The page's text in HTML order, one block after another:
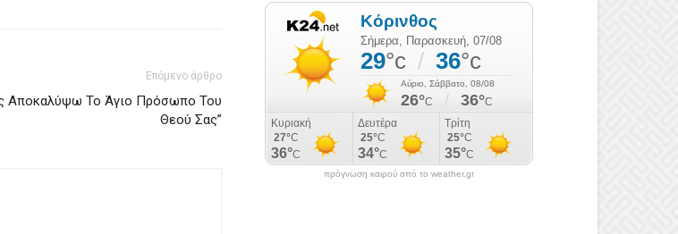
Επόμενο άρθρο
Αποκαλύψω Το Άγιο Πρόσωπο Του
Θεού Σας”
πρόγνωση καιρού από το weather.gr